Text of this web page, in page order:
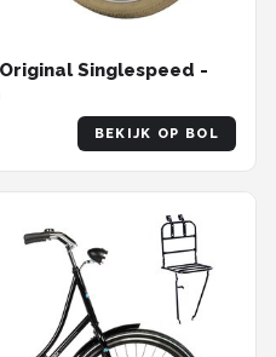
Singlespeed -
BEKIJK OP BOL